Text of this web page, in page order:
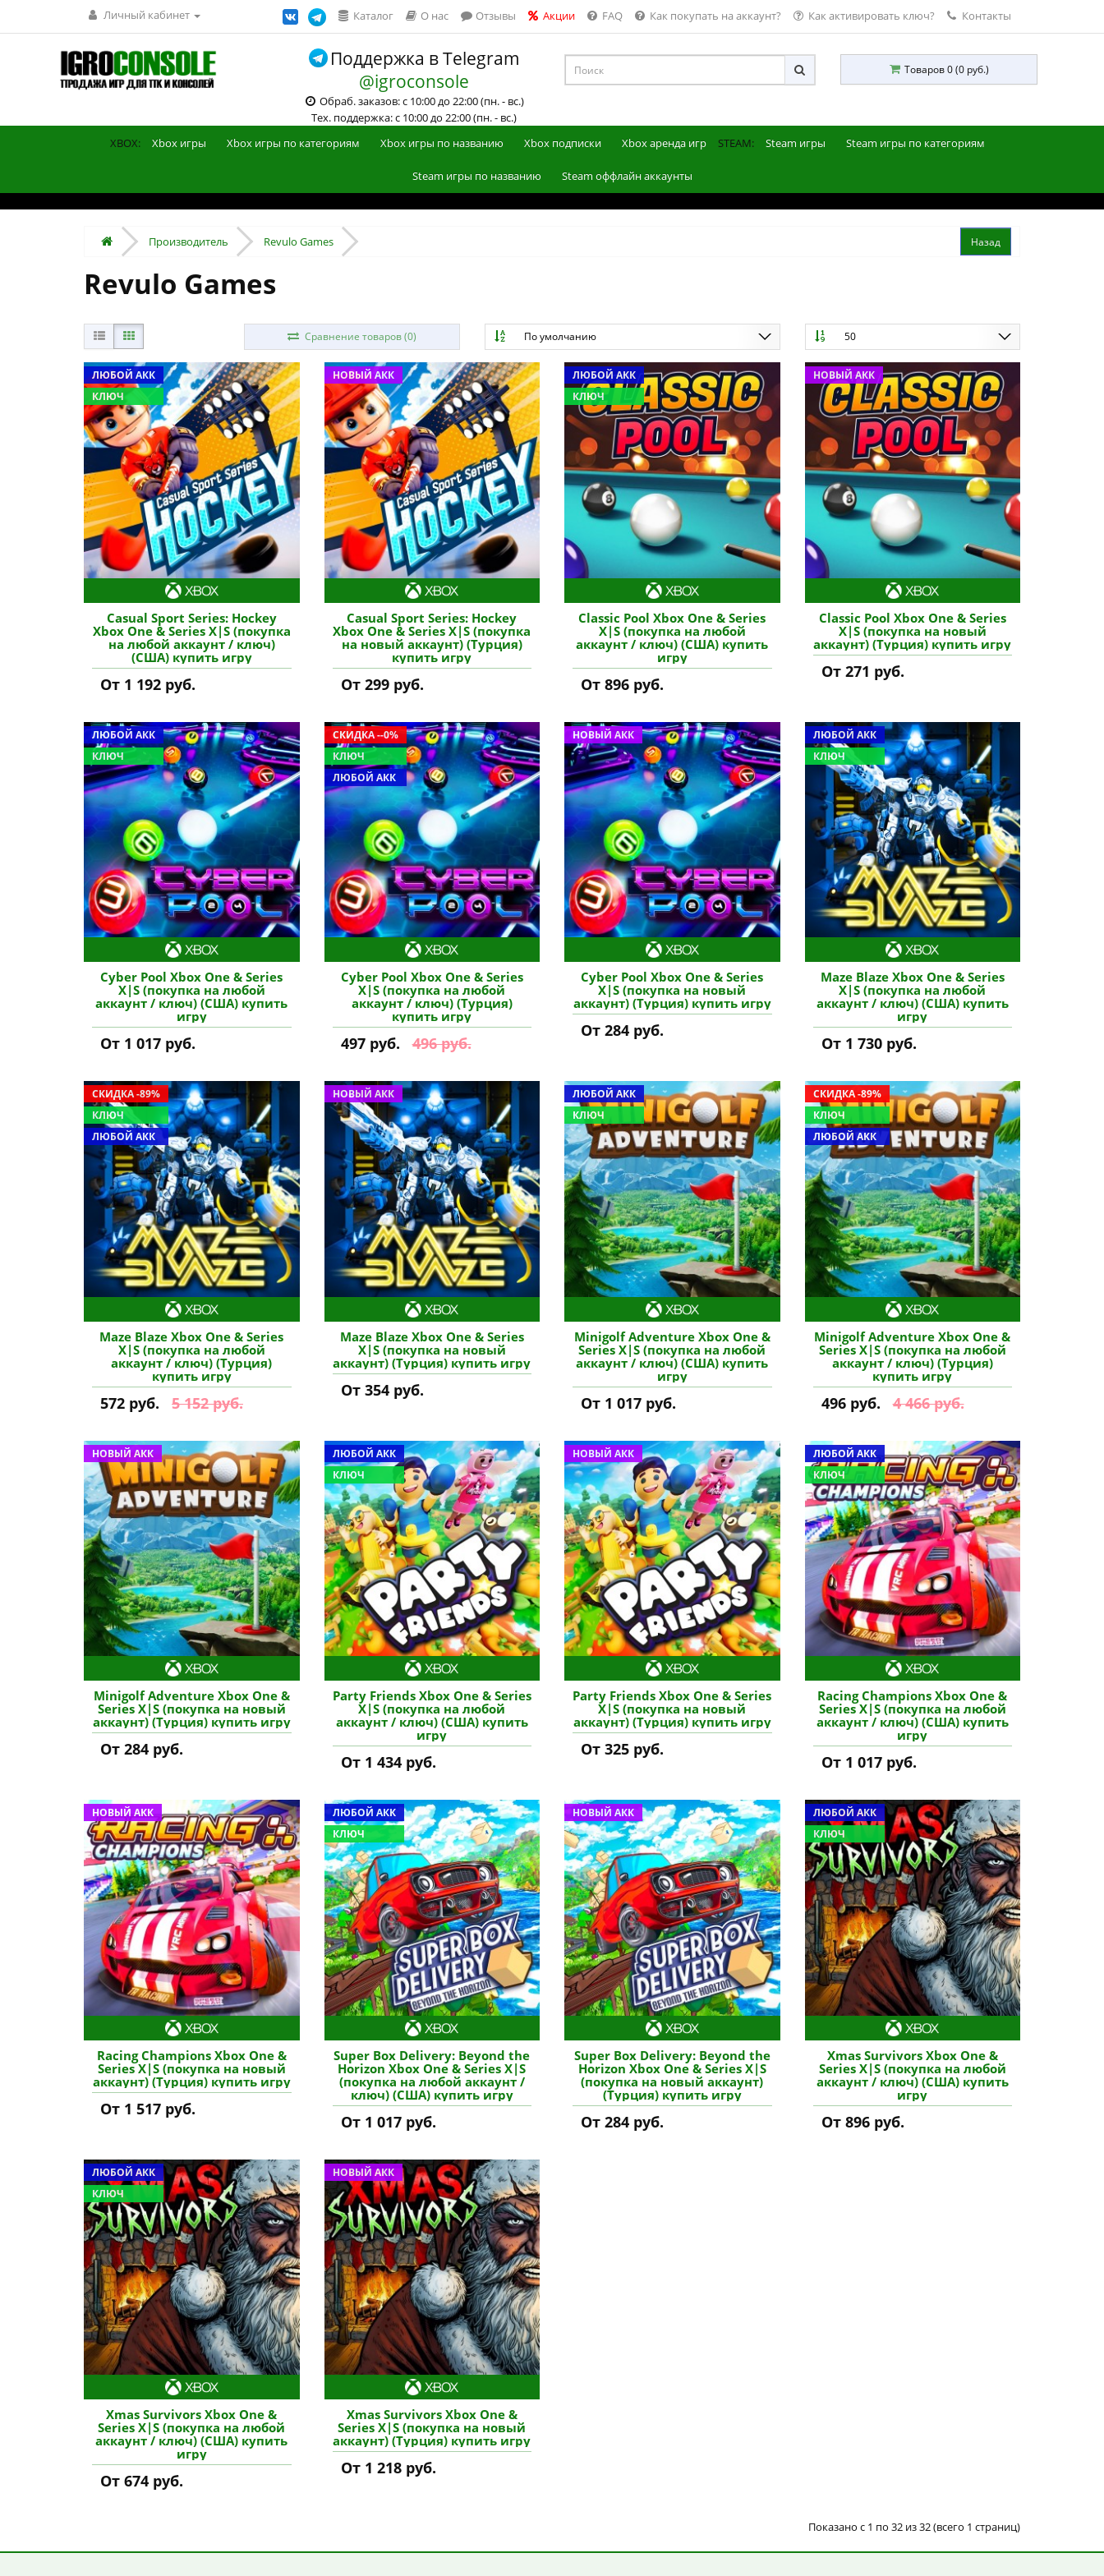
Личный кабинет Каталог О нас Отзывы Акции FAQ Как покупать на аккаунт? Как активировать ключ? Контакты
Поддержка в Telegram
@igroconsole
Обраб. заказов: с 10:00 до 22:00 (пн. - вс.)
Тех. поддержка: с 10:00 до 22:00 (пн. - вс.)
Товаров 0 (0 руб.)
XBOX: Xbox игры Xbox игры по категориям Xbox игры по названию Xbox подписки Xbox аренда игр STEAM: Steam игры Steam игры по категориям
Steam игры по названию Steam оффлайн аккаунты
Производитель Revulo Games
Revulo Games
Сравнение товаров (0) По умолчанию 50
ЛЮБОЙ АКК
КЛЮЧ
Casual Sport Series: Hockey
Xbox One & Series X|S (покупка
на любой аккаунт / ключ)
(США) купить игру
От 1 192 руб.
НОВЫЙ АКК
Casual Sport Series: Hockey
Xbox One & Series X|S (покупка
на новый аккаунт) (Турция)
купить игру
От 299 руб.
ЛЮБОЙ АКК
КЛЮЧ
Classic Pool Xbox One & Series
X|S (покупка на любой
аккаунт / ключ) (США) купить
игру
От 896 руб.
НОВЫЙ АКК
Classic Pool Xbox One & Series
X|S (покупка на новый
аккаунт) (Турция) купить игру
От 271 руб.
ЛЮБОЙ АКК
КЛЮЧ
Cyber Pool Xbox One & Series
X|S (покупка на любой
аккаунт / ключ) (США) купить
игру
От 1 017 руб.
СКИДКА --0%
КЛЮЧ
ЛЮБОЙ АКК
Cyber Pool Xbox One & Series
X|S (покупка на любой
аккаунт / ключ) (Турция)
купить игру
497 руб. 496 руб.
НОВЫЙ АКК
Cyber Pool Xbox One & Series
X|S (покупка на новый
аккаунт) (Турция) купить игру
От 284 руб.
ЛЮБОЙ АКК
КЛЮЧ
Maze Blaze Xbox One & Series
X|S (покупка на любой
аккаунт / ключ) (США) купить
игру
От 1 730 руб.
СКИДКА -89%
КЛЮЧ
ЛЮБОЙ АКК
Maze Blaze Xbox One & Series
X|S (покупка на любой
аккаунт / ключ) (Турция)
купить игру
572 руб. 5 152 руб.
НОВЫЙ АКК
Maze Blaze Xbox One & Series
X|S (покупка на новый
аккаунт) (Турция) купить игру
От 354 руб.
ЛЮБОЙ АКК
КЛЮЧ
Minigolf Adventure Xbox One &
Series X|S (покупка на любой
аккаунт / ключ) (США) купить
игру
От 1 017 руб.
СКИДКА -89%
КЛЮЧ
ЛЮБОЙ АКК
Minigolf Adventure Xbox One &
Series X|S (покупка на любой
аккаунт / ключ) (Турция)
купить игру
496 руб. 4 466 руб.
НОВЫЙ АКК
Minigolf Adventure Xbox One &
Series X|S (покупка на новый
аккаунт) (Турция) купить игру
От 284 руб.
ЛЮБОЙ АКК
КЛЮЧ
Party Friends Xbox One & Series
X|S (покупка на любой
аккаунт / ключ) (США) купить
игру
От 1 434 руб.
НОВЫЙ АКК
Party Friends Xbox One & Series
X|S (покупка на новый
аккаунт) (Турция) купить игру
От 325 руб.
ЛЮБОЙ АКК
КЛЮЧ
Racing Champions Xbox One &
Series X|S (покупка на любой
аккаунт / ключ) (США) купить
игру
От 1 017 руб.
НОВЫЙ АКК
Racing Champions Xbox One &
Series X|S (покупка на новый
аккаунт) (Турция) купить игру
От 1 517 руб.
ЛЮБОЙ АКК
КЛЮЧ
Super Box Delivery: Beyond the
Horizon Xbox One & Series X|S
(покупка на любой аккаунт /
ключ) (США) купить игру
От 1 017 руб.
НОВЫЙ АКК
Super Box Delivery: Beyond the
Horizon Xbox One & Series X|S
(покупка на новый аккаунт)
(Турция) купить игру
От 284 руб.
ЛЮБОЙ АКК
КЛЮЧ
Xmas Survivors Xbox One &
Series X|S (покупка на любой
аккаунт / ключ) (США) купить
игру
От 896 руб.
ЛЮБОЙ АКК
КЛЮЧ
Xmas Survivors Xbox One &
Series X|S (покупка на любой
аккаунт / ключ) (США) купить
игру
От 674 руб.
НОВЫЙ АКК
Xmas Survivors Xbox One &
Series X|S (покупка на новый
аккаунт) (Турция) купить игру
От 1 218 руб.
Показано с 1 по 32 из 32 (всего 1 страниц)